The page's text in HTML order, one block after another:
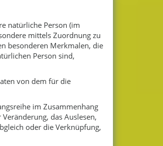
natürliche Person (im
mittels Zuordnung zu
besonderen Merkmalen, die
Person sind,
von dem für die
im Zusammenhang
das Auslesen,
oder die Verknüpfung,